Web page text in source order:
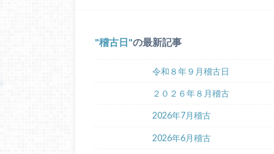
稽古日 の最新記事
令和８年９月稽古日
２０２６年８月稽古
2026年7月稽古
2026年6月稽古